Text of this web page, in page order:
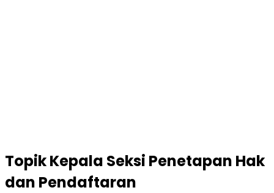
TopikKepala Seksi Penetapan Hak
dan Pendaftaran